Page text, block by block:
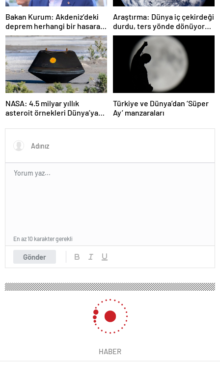
Bakan Kurum: Akdeniz’deki
deprem herhangi bir hasara
neden olmadı
Araştırma: Dünya iç çekirdeği
durdu, ters yönde dönüyor
olabilir
NASA: 4.5 milyar yıllık
asteroit örnekleri Dünya’ya
başlangıcına ışık tutabilir
Türkiye ve Dünya’dan ‘Süper
Ay’ manzaraları
Gönder
En az 10 karakter gerekli
HABER